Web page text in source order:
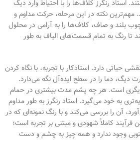
استاد رنگرز کلاف‌ها را با احتیاط وارد دیگ
نکته در این مرحله، حرکت مداوم و
بلند و صاف، کلاف‌ها را به آرامی در محلول
تا رنگ به تمام قسمت‌های الیاف به طور
حیاتی دارد. استادکار با تجربه، با نگاه کردن
دیگ، دما را در سطح ایده‌آل نگه می‌دارد.
دیگری است. هر چه پشم مدت بیشتری در حمام
به خود می‌گیرد. استاد رنگرز به طور مداوم
آن را بررسی می‌کند و با رنگ نمونه‌ای که در
کاملاً شهودی و مبتنی بر تجربه است؛
وجود ندارد و همه چیز به چشم و دست